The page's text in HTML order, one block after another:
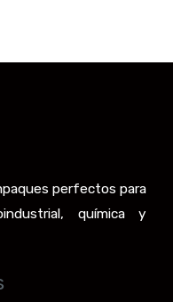
perfectos para
química y